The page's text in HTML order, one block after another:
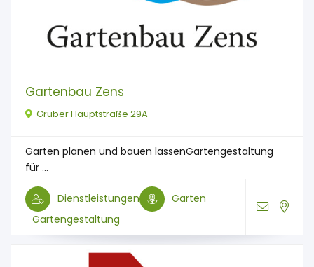
Gartenbau Zens
Gruber Hauptstraße 29A
Garten planen und bauen lassenGartengestaltung
für ...
Dienstleistungen
Garten
Gartengestaltung